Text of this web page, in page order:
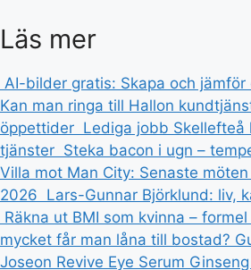
Läs mer
AI-bilder gratis: Skapa och
Kan man ringa till Hallon
öppettider Lediga jobb Skellefteå
tjänster Steka bacon i ugn –
Villa mot Man City: Senaste
2026 Lars-Gunnar Björklund: liv,
Räkna ut BMI som kvinna –
mycket får man låna till bostad?
Joseon Revive Eye Serum